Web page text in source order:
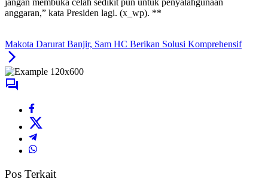
jangan membuka celah sedikit pun untuk penyalahgunaan
anggaran,” kata Presiden lagi. (x_wp). **
Makota Darurat Banjir, Sam HC Berikan Solusi Komprehensif
Pos Terkait